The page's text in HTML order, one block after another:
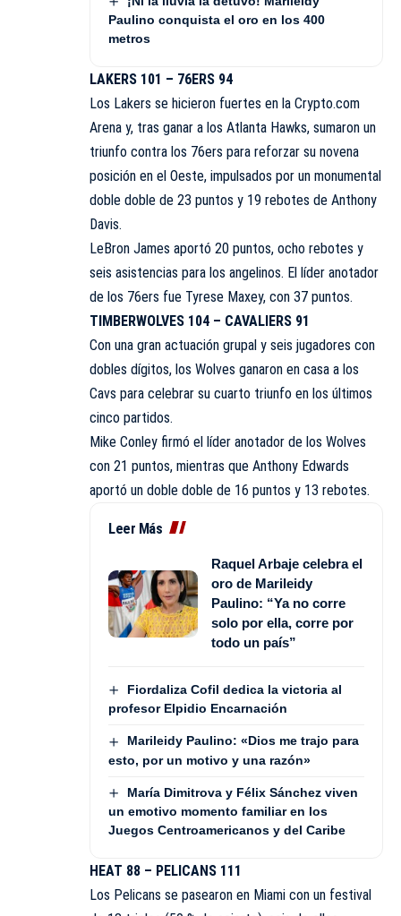
Paulino conquista el oro en los 400
metros
LAKERS 101 – 76ERS 94
Los Lakers se hicieron fuertes en la Crypto.com
Arena y, tras ganar a los Atlanta Hawks, sumaron un
triunfo contra los 76ers para reforzar su novena
posición en el Oeste, impulsados por un monumental
doble doble de 23 puntos y 19 rebotes de Anthony
Davis.
LeBron James aportó 20 puntos, ocho rebotes y
seis asistencias para los angelinos. El líder anotador
de los 76ers fue Tyrese Maxey, con 37 puntos.
TIMBERWOLVES 104 – CAVALIERS 91
Con una gran actuación grupal y seis jugadores con
dobles dígitos, los Wolves ganaron en casa a los
Cavs para celebrar su cuarto triunfo en los últimos
cinco partidos.
Mike Conley firmó el líder anotador de los Wolves
con 21 puntos, mientras que Anthony Edwards
aportó un doble doble de 16 puntos y 13 rebotes.
Leer Más
Raquel Arbaje celebra el
oro de Marileidy
Paulino: “Ya no corre
solo por ella, corre por
todo un país”
Fiordaliza Cofil dedica la victoria al
profesor Elpidio Encarnación
Marileidy Paulino: «Dios me trajo para
esto, por un motivo y una razón»
María Dimitrova y Félix Sánchez viven
un emotivo momento familiar en los
Juegos Centroamericanos y del Caribe
HEAT 88 – PELICANS 111
Los Pelicans se pasearon en Miami con un festival